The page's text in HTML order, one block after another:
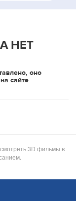
НЕТ
оно
сайте
3D фильмы в